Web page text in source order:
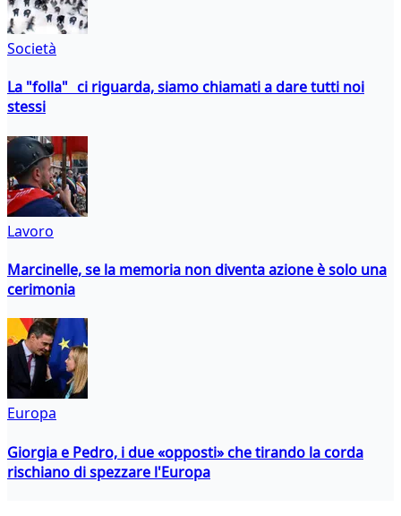
Società
La "folla" ci riguarda, siamo chiamati a dare tutti noi
stessi
Lavoro
Marcinelle, se la memoria non diventa azione è solo una
cerimonia
Europa
Giorgia e Pedro, i due «opposti» che tirando la corda
rischiano di spezzare l'Europa